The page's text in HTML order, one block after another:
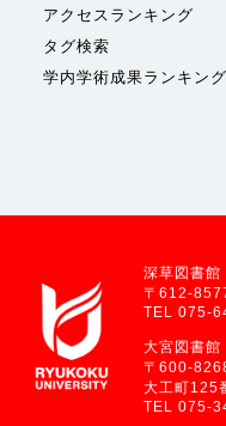
アクセスランキング
タグ検索
学内学術成果ランキング
深草図書館
〒612-
TEL 075-
大宮図書館
〒600-
大工町125
TEL 075-